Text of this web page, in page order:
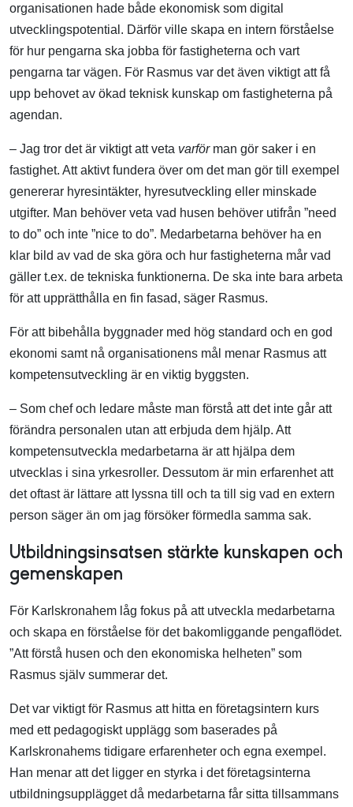
organisationen hade både ekonomisk som digital
utvecklingspotential. Därför ville skapa en intern förståelse
för hur pengarna ska jobba för fastigheterna och vart
pengarna tar vägen. För Rasmus var det även viktigt att få
upp behovet av ökad teknisk kunskap om fastigheterna på
agendan.
– Jag tror det är viktigt att veta varförman gör saker i en
fastighet. Att aktivt fundera över om det man gör till exempel
genererar hyresintäkter, hyresutveckling eller minskade
utgifter. Man behöver veta vad husen behöver utifrån ”need
to do” och inte ”nice to do”. Medarbetarna behöver ha en
klar bild av vad de ska göra och hur fastigheterna mår vad
gäller t.ex. de tekniska funktionerna. De ska inte bara arbeta
för att upprätthålla en fin fasad, säger Rasmus.
För att bibehålla byggnader med hög standard och en god
ekonomi samt nå organisationens mål menar Rasmus att
kompetensutveckling är en viktig byggsten.
– Som chef och ledare måste man förstå att det inte går att
förändra personalen utan att erbjuda dem hjälp. Att
kompetensutveckla medarbetarna är att hjälpa dem
utvecklas i sina yrkesroller. Dessutom är min erfarenhet att
det oftast är lättare att lyssna till och ta till sig vad en extern
person säger än om jag försöker förmedla samma sak.
Utbildningsinsatsen stärkte kunskapen och
gemenskapen
För Karlskronahem låg fokus på att utveckla medarbetarna
och skapa en förståelse för det bakomliggande pengaflödet.
”Att förstå husen och den ekonomiska helheten” som
Rasmus själv summerar det.
Det var viktigt för Rasmus att hitta en företagsintern kurs
med ett pedagogiskt upplägg som baserades på
Karlskronahems tidigare erfarenheter och egna exempel.
Han menar att det ligger en styrka i det företagsinterna
utbildningsupplägget då medarbetarna får sitta tillsammans